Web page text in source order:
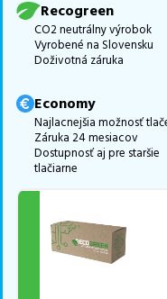
zaručuje bezproblémovú
už od11,18€.
Vieme, že pri nákupe
dispozícii na odoslanie.
ponuke 33 ks tonerov,z
Ak si pri výbere nie ste
nás kedykoľvek obrátiť e-
sme vám pomohli vybrať to
Recogreen
CO2 neutrálny výrobok
Vyrobené na Slovensku
Doživotná záruka
Economy
Najlacnejšia možnosť
Záruka 24 mesiacov
Dostupnosť aj pre staršie
tlačiarne